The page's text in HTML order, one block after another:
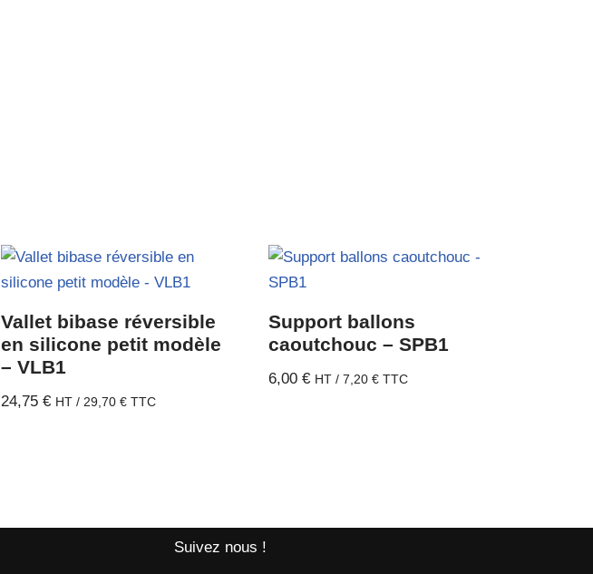
Vallet bibase réversible
en silicone petit modèle
– VLB1
24,75€ HT / 29,70€ TTC
Support ballons
caoutchouc – SPB1
6,00€ HT /7,20€ TTC
Suivez nous !